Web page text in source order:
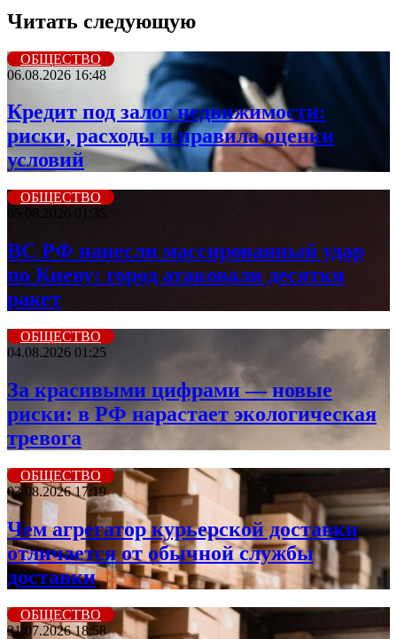
Читать следующую
ОБЩЕСТВО
06.08.2026 16:48
Кредит под залог недвижимости:
риски, расходы и правила оценки
условий
ОБЩЕСТВО
05.08.2026 01:35
ВС РФ нанесли массированный удар
по Киеву: город атаковали десятки
ракет
ОБЩЕСТВО
04.08.2026 01:25
За красивыми цифрами — новые
риски: в РФ нарастает экологическая
тревога
ОБЩЕСТВО
03.08.2026 17:19
Чем агрегатор курьерской доставки
отличается от обычной службы
доставки
ОБЩЕСТВО
31.07.2026 18:58